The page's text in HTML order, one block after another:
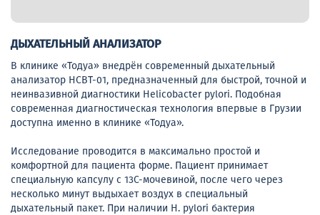
ДЫХАТЕЛЬНЫЙ АНАЛИЗАТОР
В клинике «Тодуа» внедрён современный дыхательный
анализатор HCBT-01, предназначенный для быстрой, точной и
неинвазивной диагностики Helicobacter pylori. Подобная
современная диагностическая технология впервые в Грузии
доступна именно в клинике «Тодуа».
Исследование проводится в максимально простой и
комфортной для пациента форме. Пациент принимает
специальную капсулу с 13C-мочевиной, после чего через
несколько минут выдыхает воздух в специальный
дыхательный пакет. При наличии H. pylori бактерия